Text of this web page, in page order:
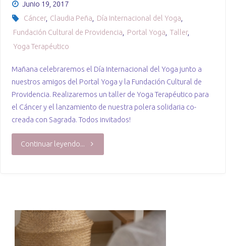
Junio 19, 2017
Cáncer, Claudia Peña Día Internacional del Yoga
Fundación Cultural de Providencia
Portal Yoga Taller,
Yoga Terapéutico
Mañana celebraremos el Día Internacional del Yoga junto a
nuestros amigos del Portal Yoga y la Fundación Cultural de
Providencia. Realizaremos un taller de Yoga Terapéutico para
el Cáncer y el lanzamiento de nuestra polera solidaria co-
creada con Sagrada. Todos invitados!
Continuar leyendo... "Dia
Yoga"